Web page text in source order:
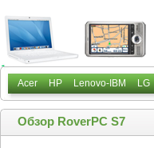
Acer HP Lenovo-IBM LG
Обзор RoverPC S7